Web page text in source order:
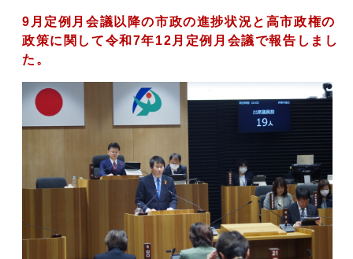
9月定例月会議以降の市政の進捗状況と高市政権の
政策に関して令和7年12月定例月会議で報告しまし
た。